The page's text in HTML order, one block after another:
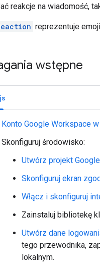
reakcje na wiadomość,
reprezentuje
wstępne
Konto Google Workspace
Skonfiguruj środowisko:
Utwórz projekt
Skonfiguruj ekran
Włącz i skonfiguruj
Zainstaluj bibliotekę
Utwórz dane
tego przewodnika,
lokalnym.